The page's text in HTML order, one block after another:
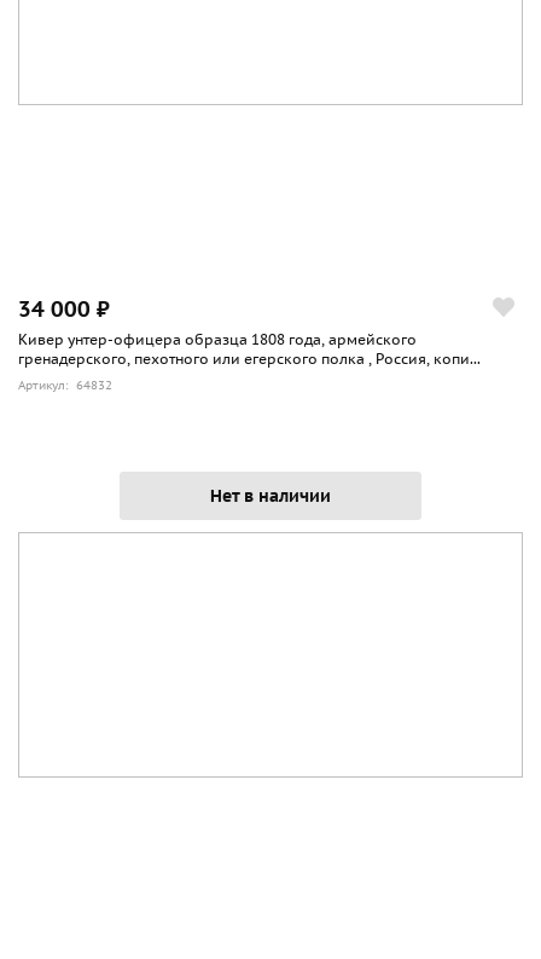
34 000 ₽
Кивер унтер-офицера образца 1808 года, армейского
гренадерского, пехотного или егерского полка , Россия, копи...
Артикул: 64832
Нет в наличии